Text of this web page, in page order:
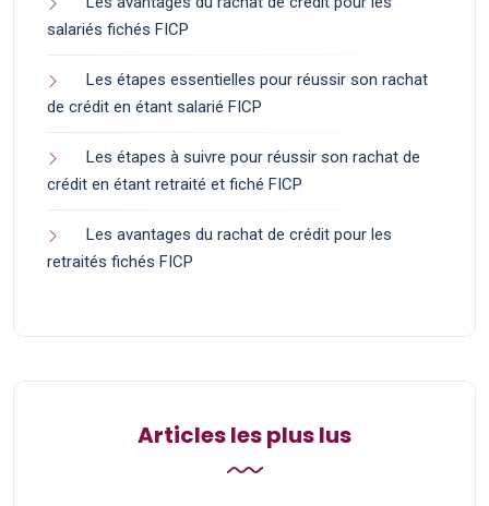
salariés fichés FICP
Les étapes essentielles pour réussir son rachat
de crédit en étant salarié FICP
Les étapes à suivre pour réussir son rachat de
crédit en étant retraité et fiché FICP
Les avantages du rachat de crédit pour les
retraités fichés FICP
Articles les plus lus